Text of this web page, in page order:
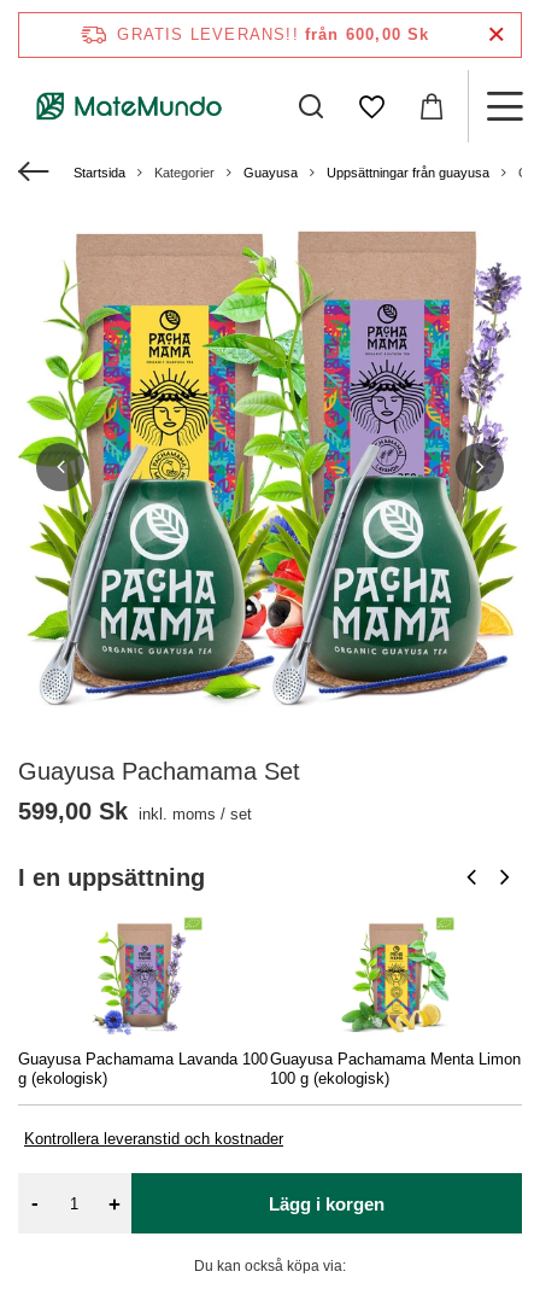
GRATIS LEVERANS!! från 600,00 Sk
Startsida Kategorier Guayusa Uppsättningar från guayusa
Guayusa Pachamama Set
I en uppsättning
Guayusa Pachamama Lavanda 100
g (ekologisk)
Guayusa Pachamama Menta Limon
100 g (ekologisk)
Kontrollera leveranstid och kostnader
599,00 Sk inkl. moms / set
- + Lägg i korgen
Du kan också köpa via: